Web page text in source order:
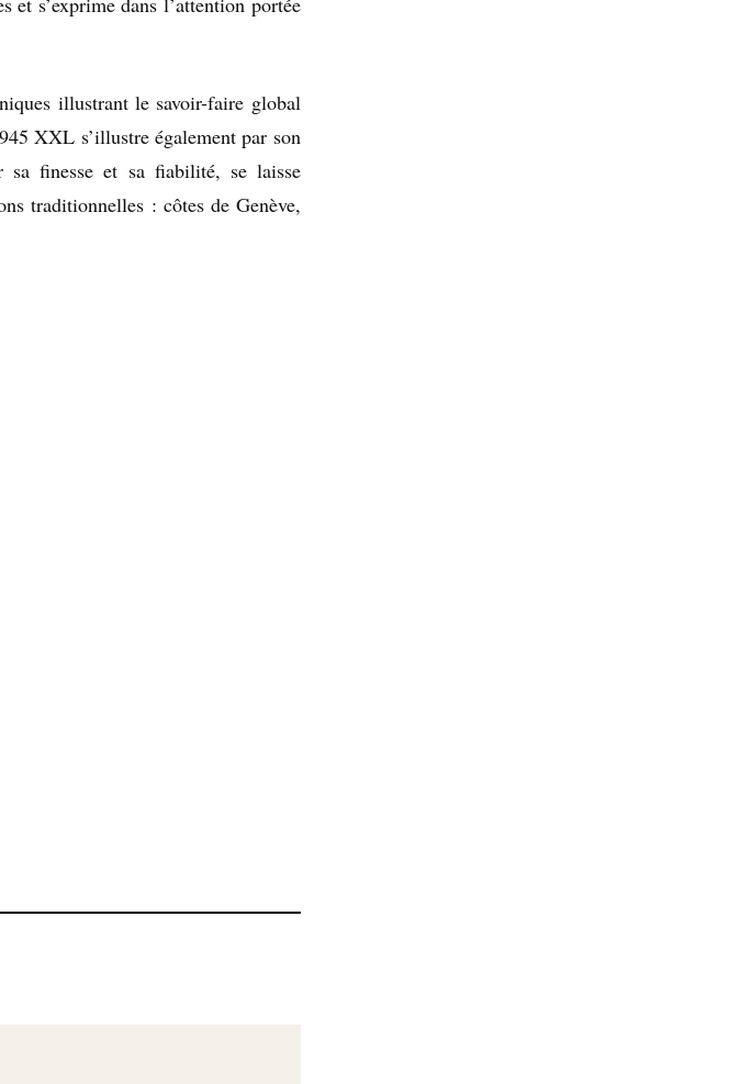
illustrant le savoir-faire global
XXL s’illustre également par son
sa finesse et sa fiabilité, se laisse
traditionnelles : côtes de Genève,